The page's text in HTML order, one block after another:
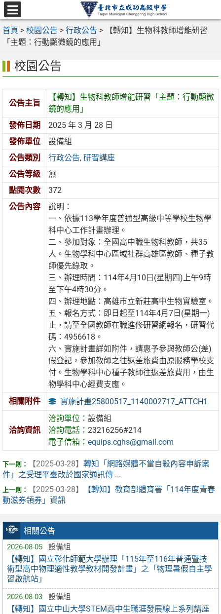
跳
至
主
區
選
單
首頁 > 校園公告 > 行政公告 >
【轉知】生物科教師增能研習
「主題：行動顯微鏡的應用」
相關公告
2026-08-05 設備組
【轉知】國立彰化師範大學辦理「115年至116年普通暨技
術型高中物理適性教學教材開發計畫」之「物理暑假自主學
習啟航站」
2026-08-03 設備組
【轉知】國立中山大學STEM高中生職涯發展線上系列講座
校園公告
公告主旨
【轉知】生物科教師增能研習「主題：行動顯微
鏡的應用」
發佈日期
2025 年 3 月 28 日
發佈單位
設備組
公告類別
行政公告,研習講座
公告等級
無
點閱次數
372
公告內容
說明：
一、依據113學年度普通型高級中等學校生物學
科中心工作計畫辦理。
二、參加對象：全國高中職生物科教師，共35
人。生物學科中心區域社群高雄區教師、種子教
師優先錄取。
三、辦理時間：114年4月10日(星期四)上午9時
至下午4時30分。
四、辦理地點：高雄市立新莊高中生物實驗室。
五、報名方式：即日起至114年4月7日(星期一)
止，請至全國教師在職進修研習網報名，研習代
碼：4956618。
六、實施計畫詳如附件，請惠予參與教師公(差)
假登記，參加教師之往返差旅費由原服務學校支
付。生物學科中心種子教師往返差旅費用，由生
物學科中心經費支應。
相關附件
實施計畫25800517_1140002717_ATTCH1
洽詢資訊
洽詢單位：設備組
洽詢電話：23216256#214
電子信箱：equips.cghs@gmail.com
【2025-03-28】 轉知「網路媒體不當自殺內容申訴案
件」之受理平臺改於國家通訊傳 ...
【2025-03-28】
【轉知】教育部體育署「114年度青春
動滋券領券」資訊